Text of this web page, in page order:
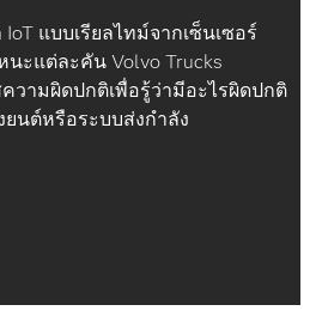
แบบเรียลไทม์จากเซ็นเซอร์
ะแต่ละคัน Volvo Trucks
วามผิดปกติเพื่อรู้ว่ามีอะไรผิดปกติ
ยนต์หรือระบบส่งกำลัง